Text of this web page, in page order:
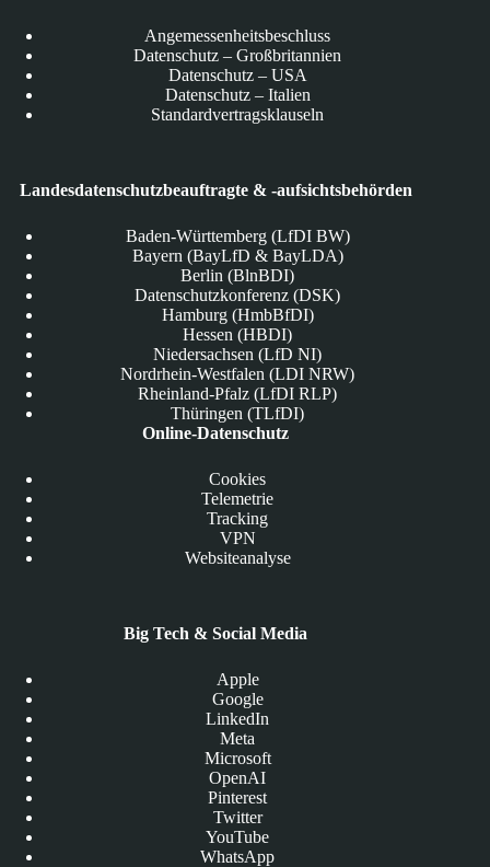
Angemessenheitsbeschluss
Datenschutz – Großbritannien
Datenschutz – USA
Datenschutz – Italien
Standardvertragsklauseln
Landesdatenschutzbeauftragte & -aufsichtsbehörden
Baden-Württemberg (LfDI BW)
Bayern (BayLfD & BayLDA)
Berlin (BlnBDI)
Datenschutzkonferenz (DSK)
Hamburg (HmbBfDI)
Hessen (HBDI)
Niedersachsen (LfD NI)
Nordrhein-Westfalen (LDI NRW)
Rheinland-Pfalz (LfDI RLP)
Thüringen (TLfDI)
Online-Datenschutz
Cookies
Telemetrie
Tracking
VPN
Websiteanalyse
Big Tech & Social Media
Apple
Google
LinkedIn
Meta
Microsoft
OpenAI
Pinterest
Twitter
YouTube
WhatsApp